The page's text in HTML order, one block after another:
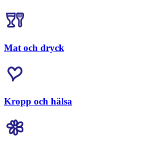
Mat och dryck
Kropp och hälsa